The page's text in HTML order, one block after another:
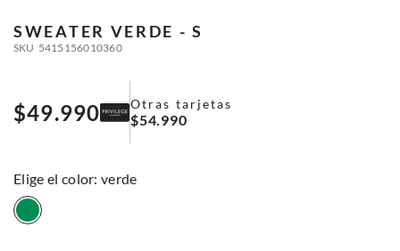
SWEATER VERDE - S
SKU 5415156010360
$49.990 Otras tarjetas
$54.990
: verde